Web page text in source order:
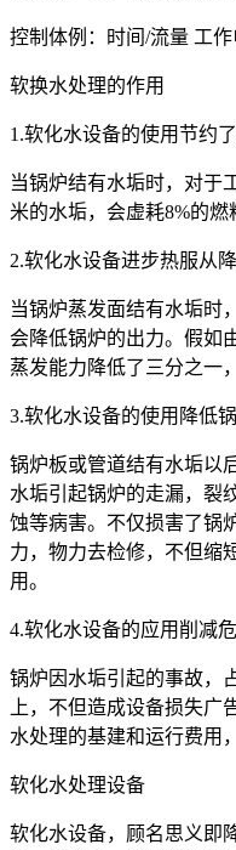
控制体例：时间/流量 工
软换水处理的作用
1.软化水设备的使用节约
当锅炉结有水垢时，对于
米的水垢，会虚耗8%的燃
2.软化水设备进步热服从
当锅炉蒸发面结有水垢时
会降低锅炉的出力。假如
蒸发能力降低了三分之一
3.软化水设备的使用降低
锅炉板或管道结有水垢以
水垢引起锅炉的走漏，裂
蚀等病害。不仅损害了锅
力，物力去检修，不但缩
用。
4.软化水设备的应用削减
锅炉因水垢引起的事故，
上，不但造成设备损失
水处理的基建和运行费用
软化水处理设备
软化水设备，顾名思义即